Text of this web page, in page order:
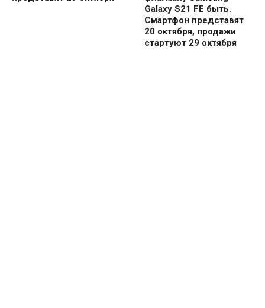
Galaxy S21 FE быть.
Смартфон представят
20 октября, продажи
стартуют 29 октября